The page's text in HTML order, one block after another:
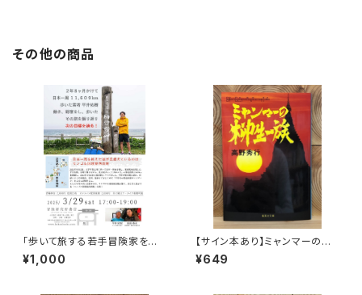
その他の商品
「歩いて旅する若手冒険家を青
田買い！平井佑樹 × 荻田泰永」
録画視聴権
¥1,000
【サイン本あり】ミャンマーの柳
生一族
¥649